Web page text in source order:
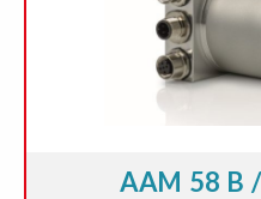
AAM 58 B